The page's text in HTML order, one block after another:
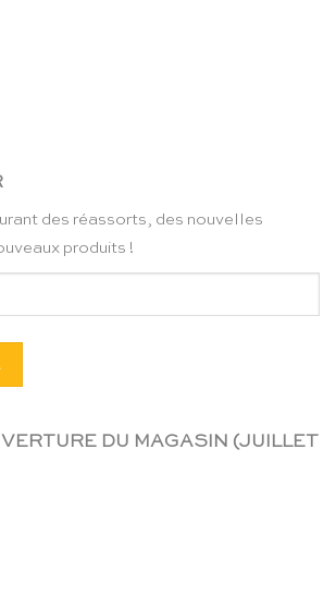
des réassorts, des nouvelles
produits !
DU MAGASIN (JUILLET